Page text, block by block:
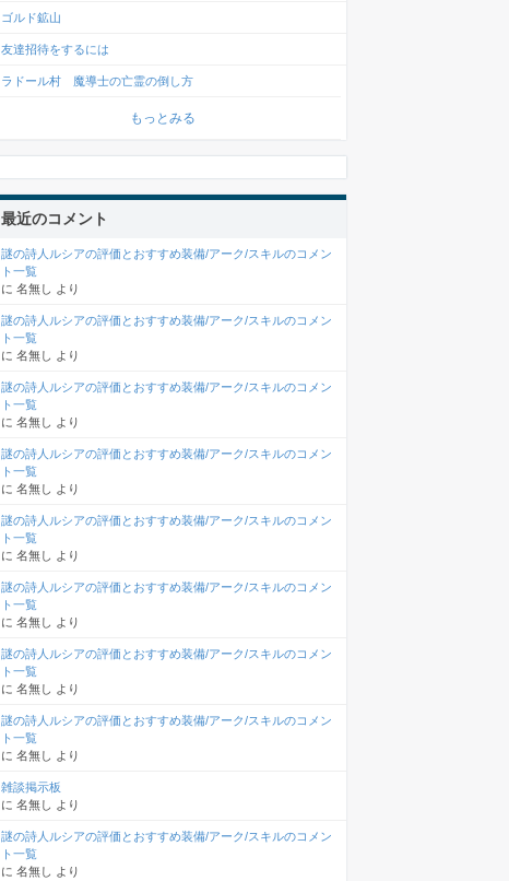
ゴルド鉱山
友達招待をするには
ラドール村 魔導士の亡霊の倒し方
もっとみる
最近のコメント
謎の詩人ルシアの評価とおすすめ装備/アーク/スキルのコメン
ト一覧
に 名無し より
謎の詩人ルシアの評価とおすすめ装備/アーク/スキルのコメン
ト一覧
に 名無し より
謎の詩人ルシアの評価とおすすめ装備/アーク/スキルのコメン
ト一覧
に 名無し より
謎の詩人ルシアの評価とおすすめ装備/アーク/スキルのコメン
ト一覧
に 名無し より
謎の詩人ルシアの評価とおすすめ装備/アーク/スキルのコメン
ト一覧
に 名無し より
謎の詩人ルシアの評価とおすすめ装備/アーク/スキルのコメン
ト一覧
に 名無し より
謎の詩人ルシアの評価とおすすめ装備/アーク/スキルのコメン
ト一覧
に 名無し より
謎の詩人ルシアの評価とおすすめ装備/アーク/スキルのコメン
ト一覧
に 名無し より
雑談掲示板
に 名無し より
謎の詩人ルシアの評価とおすすめ装備/アーク/スキルのコメン
ト一覧
に 名無し より